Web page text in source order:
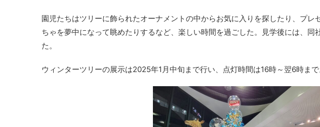
園児たちはツリーに飾られたオーナメントの中からお気に入りを探したり、プレ
ちゃを夢中になって眺めたりするなど、楽しい時間を過ごした。見学後には、同
た。
ウィンターツリーの展示は2025年1月中旬まで行い、点灯時間は16時～翌6時ま